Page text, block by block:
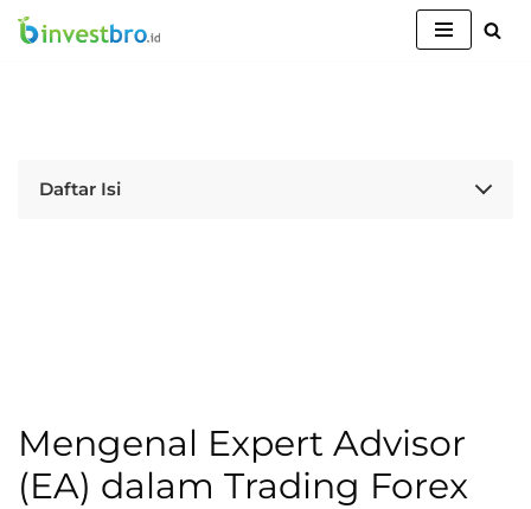
Daftar Isi
Mengenal Expert Advisor
(EA) dalam Trading Forex